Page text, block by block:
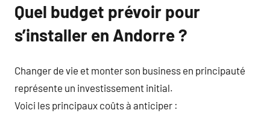
Quel budget prévoir pour
s’installer en Andorre ?
Changer de vie et monter son business en principauté
représente un investissement initial.
Voici les principaux coûts à anticiper :